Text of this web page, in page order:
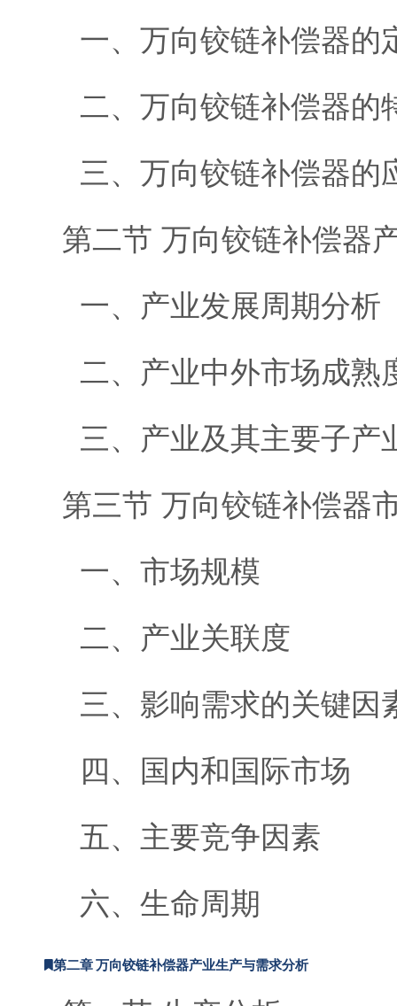
一、万向铰链补偿器的
二、万向铰链补偿器的
三、万向铰链补偿器的
第二节 万向铰链补偿器
一、产业发展周期分析
二、产业中外市场成熟
三、产业及其主要子产
第三节 万向铰链补偿器
一、市场规模
二、产业关联度
三、影响需求的关键因
四、国内和国际市场
五、主要竞争因素
六、生命周期
第二章 万向铰链补偿器产业生产与需求分析